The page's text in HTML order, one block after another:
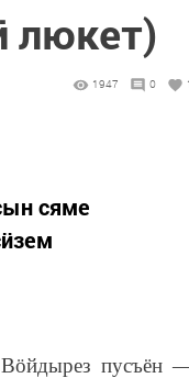
люкет)
1947 0
сяме
Вӧйдырез пусъён